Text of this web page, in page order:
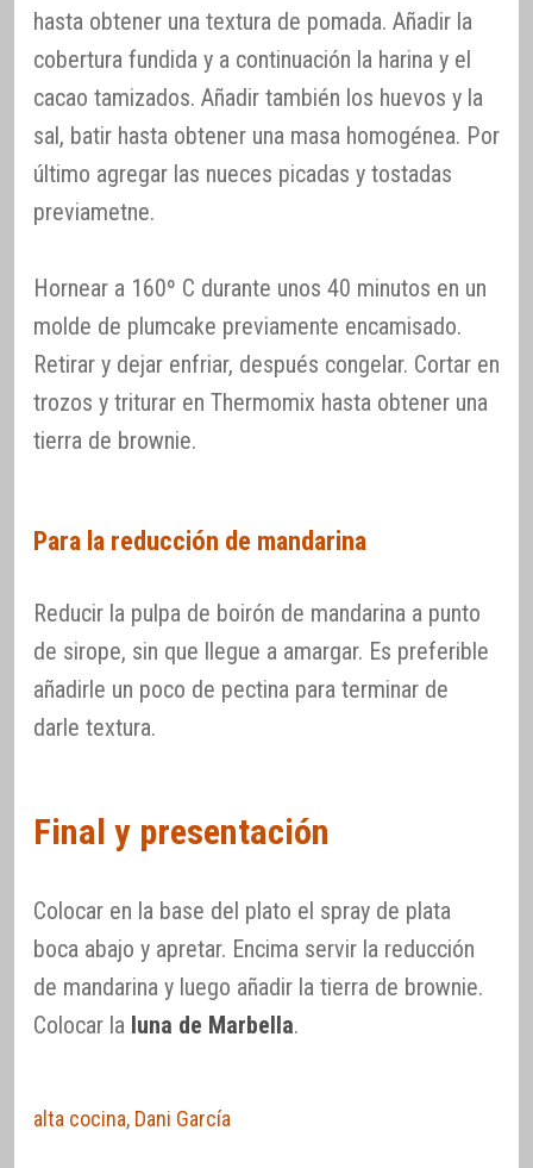
hasta obtener una textura de pomada. Añadir la
cobertura fundida y a continuación la harina y el
cacao tamizados. Añadir también los huevos y la
sal, batir hasta obtener una masa homogénea. Por
último agregar las nueces picadas y tostadas
previametne.
Hornear a 160º C durante unos 40 minutos en un
molde de plumcake previamente encamisado.
Retirar y dejar enfriar, después congelar. Cortar en
trozos y triturar en Thermomix hasta obtener una
tierra de brownie.
Para la reducción de mandarina
Reducir la pulpa de boirón de mandarina a punto
de sirope, sin que llegue a amargar. Es preferible
añadirle un poco de pectina para terminar de
darle textura.
Final y presentación
Colocar en la base del plato el spray de plata
boca abajo y apretar. Encima servir la reducción
de mandarina y luego añadir la tierra de brownie.
Colocar la luna de Marbella.
alta cocina, Dani García